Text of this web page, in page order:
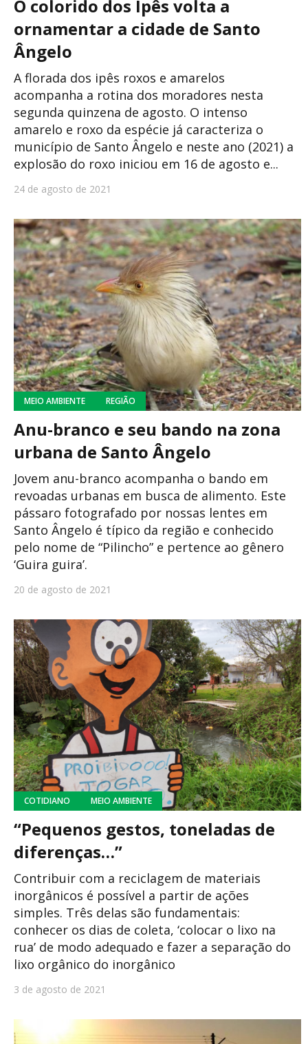
O colorido dos Ipês volta a
ornamentar a cidade de Santo
Ângelo
A florada dos ipês roxos e amarelos
acompanha a rotina dos moradores nesta
segunda quinzena de agosto. O intenso
amarelo e roxo da espécie já caracteriza o
município de Santo Ângelo e neste ano (2021) a
explosão do roxo iniciou em 16 de agosto e...
24 de agosto de 2021
MEIO AMBIENTE REGIÃO
Anu-branco e seu bando na zona
urbana de Santo Ângelo
Jovem anu-branco acompanha o bando em
revoadas urbanas em busca de alimento. Este
pássaro fotografado por nossas lentes em
Santo Ângelo é típico da região e conhecido
pelo nome de “Pilincho” e pertence ao gênero
‘Guira guira’.
20 de agosto de 2021
COTIDIANO MEIO AMBIENTE
“Pequenos gestos, toneladas de
diferenças…”
Contribuir com a reciclagem de materiais
inorgânicos é possível a partir de ações
simples. Três delas são fundamentais:
conhecer os dias de coleta, ‘colocar o lixo na
rua’ de modo adequado e fazer a separação do
lixo orgânico do inorgânico
3 de agosto de 2021